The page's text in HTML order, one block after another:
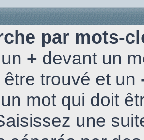
par mots-
+ devant un
trouvé et un
mot qui doit
une